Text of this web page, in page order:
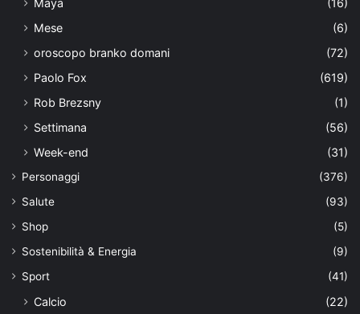
Mese
(6)
oroscopo branko domani
(72)
Paolo Fox
(619)
Rob Brezsny
(1)
Settimana
(56)
Week-end
(31)
Personaggi
(376)
Salute
(93)
Shop
(5)
Sostenibilità & Energia
(9)
Sport
(41)
Calcio
(22)